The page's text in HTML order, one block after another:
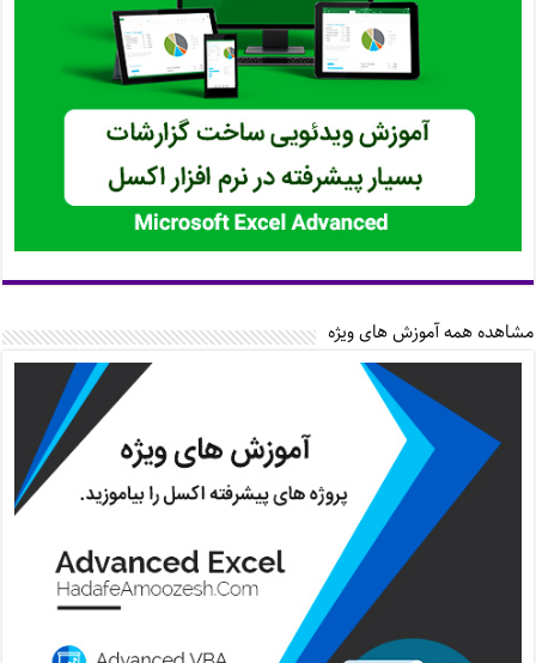
مشاهده همه آموزش های ویژه